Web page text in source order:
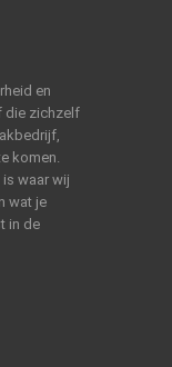
en
die zichzelf
komen.
waar wij
wat je
in de